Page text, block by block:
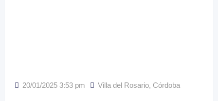
20/01/2025 3:53 pm Villa del Rosario, Córdoba